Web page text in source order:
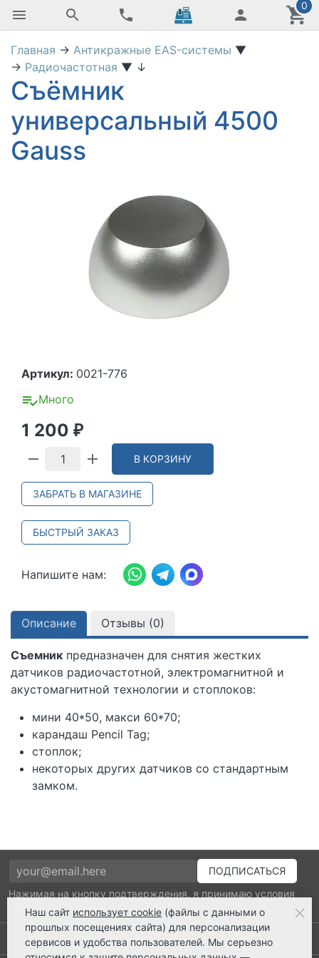
0
Главная → Антикражные EAS-системы ▼
→ Радиочастотная ▼ ↓
Съёмник
универсальный 4500
Gauss
Артикул: 0021-776
Много
1 200 ₽
В КОРЗИНУ
ЗАБРАТЬ В МАГАЗИНЕ
БЫСТРЫЙ ЗАКАЗ
Напишите нам:
Описание Отзывы (0)
Съемник предназначен для снятия жестких
датчиков радиочастотной, электромагнитной и
акустомагнитной технологии и стоплоков:
мини 40*50, макси 60*70;
карандаш Pencil Tag;
стоплок;
некоторых других датчиков со стандартным
замком.
Нажимая на кнопку подтверждения, я принимаю условия
политики обработки персональных данных
Выполнено заказов: 52515
Наш сайт использует cookie (файлы с данными о
прошлых посещениях сайта) для персонализации
сервисов и удобства пользователей. Мы серьезно